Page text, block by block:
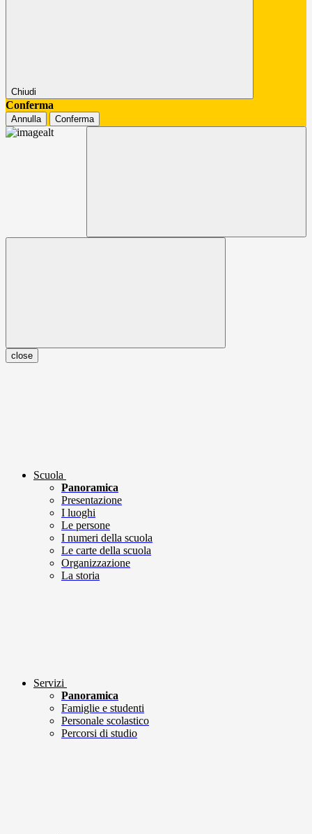
Chiudi
Conferma
Annulla Conferma
close
Scuola
Panoramica
Presentazione
I luoghi
Le persone
I numeri della scuola
Le carte della scuola
Organizzazione
La storia
Servizi
Panoramica
Famiglie e studenti
Personale scolastico
Percorsi di studio